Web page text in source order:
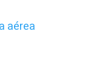
aérea